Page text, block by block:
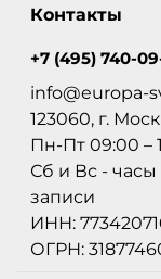
Контакты
+7 (495) 740-
info@europa-
123060, г.
Пн-Пт 09:00 –
Сб и Вс -
записи
ИНН:
ОГРН: